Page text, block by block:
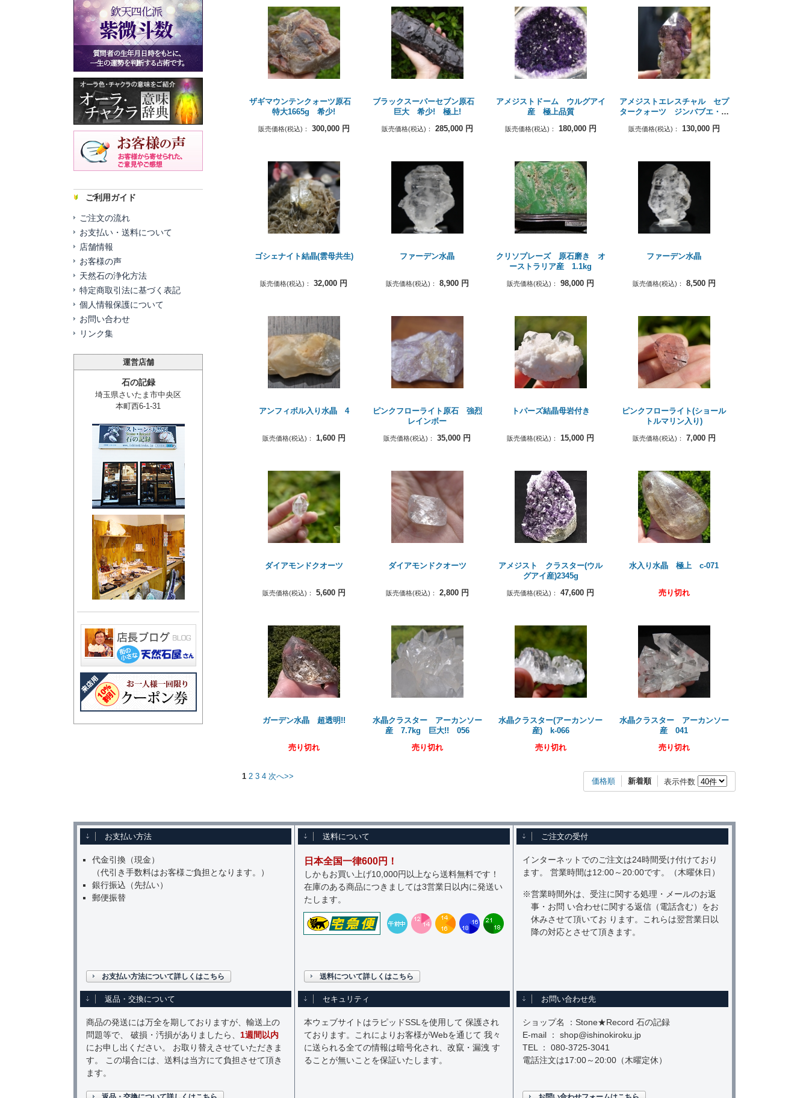
ザギマウンテンクォーツ原石
特大1665g 希少!
販売価格(税込)： 300,000円
ブラックスーパーセブン原石
巨大 希少! 極上!
販売価格(税込)： 285,000円
アメジストドーム ウルグアイ
産 極上品質
販売価格(税込)： 180,000円
アメジストエレスチャル セプ
タークォーツ ジンバブエ・シ
販売価格(税込)： 130,000円
ゴシェナイト結晶(雲母共生)
販売価格(税込)： 32,000 円
ファーデン水晶
販売価格(税込)： 8,900円
クリソプレーズ 原石磨き オ
ーストラリア産 1.1kg
販売価格(税込)： 98,000 円
ファーデン水晶
販売価格(税込)： 8,500円
アンフィボル入り水晶 4
販売価格(税込)： 1,600円
ピンクフローライト原石 強烈
レインボー
販売価格(税込)： 35,000 円
トパーズ結晶母岩付き
販売価格(税込)： 15,000 円
ピンクフローライト(ショール
トルマリン入り)
販売価格(税込)： 7,000円
ダイアモンドクオーツ
販売価格(税込)： 5,600円
ダイアモンドクオーツ
販売価格(税込)： 2,800円
アメジスト クラスター(ウル
グアイ産)2345g
販売価格(税込)： 47,600 円
水入り水晶 極上 c-071
売り切れ
ガーデン水晶 超透明!!
売り切れ
水晶クラスター アーカンソー
産 7.7kg 巨大!! 056
売り切れ
水晶クラスター(アーカンソー
産) k-066
売り切れ
水晶クラスター アーカンソー
産 041
売り切れ
価格順 新着順 表示件数
1 2 3 4 次へ>>
ご利用ガイド
ご注文の流れ
お支払い・送料について
店舗情報
お客様の声
天然石の浄化方法
特定商取引法に基づく表記
個人情報保護について
お問い合わせ
リンク集
運営店舗
石の記録
埼玉県さいたま市中央区
本町西6-1-31
お支払い方法
代金引換（現金）
（代引き手数料はお客様ご負担となります。）
銀行振込（先払い）
郵便振替
お支払い方法について詳しくはこちら
送料について
日本全国一律600円！
しかもお買い上げ10,000円以上なら送料無料です！
在庫のある商品につきましては3営業日以内に発送い
たします。
送料について詳しくはこちら
ご注文の受付
インターネットでのご注文は24時間受け付けており
ます。 営業時間は12:00～20:00です。（木曜休日）
※営業時間外は、受注に関する処理・メールのお返
事・お問 い合わせに関する返信（電話含む）をお
休みさせて頂いてお ります。これらは翌営業日以
降の対応とさせて頂きます。
返品・交換について
商品の発送には万全を期しておりますが、輸送上の
問題等で、 破損・汚損がありましたら、 1週間以内
にお申し出ください。 お取り替えさせていただきま
す。 この場合には、送料は当方にて負担させて頂き
ます。
セキュリティ
本ウェブサイトはラピッドSSLを使用して 保護され
ております。これによりお客様がWebを通じて 我々
に送られる全ての情報は暗号化され、改竄・漏洩 す
ることが無いことを保証いたします。
お問い合わせ先
ショップ名 ：Stone★Record 石の記録
E-mail ： shop@ishinokiroku.jp
TEL ： 080-3725-3041
電話注文は17:00～20:00（木曜定休）